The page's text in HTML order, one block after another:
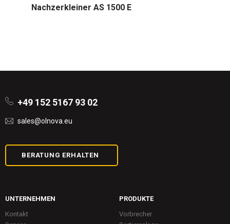
Nachzerkleiner AS 1500 E
+49 152 5167 93 02
sales@olnova.eu
BERATUNG ERHALTEN
UNTERNEHMEN
Kontakt
PRODUKTE
Vorbrecher